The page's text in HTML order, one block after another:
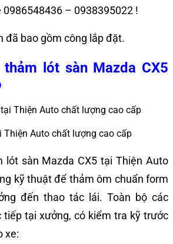
0986548436 – 0938395022 !
đã bao gồm công lắp đặt.
lót sàn Mazda CX5
Thiện Auto chất lượng cao cấp
lót sàn Mazda CX5 tại Thiện Auto
kỹ thuật để thảm ôm chuẩn form
đến thao tác lái. Toàn bộ các
tại xưởng, có kiểm tra kỹ trước
xe: